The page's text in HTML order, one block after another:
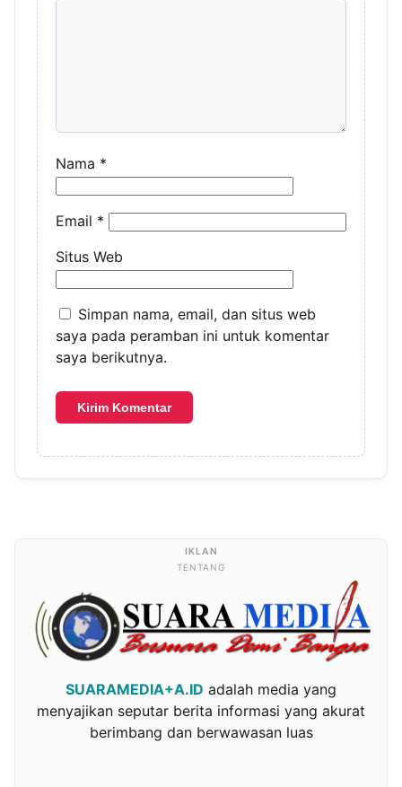
Nama *
Email *
Situs Web
Simpan nama, email, dan situs web
saya pada peramban ini untuk komentar
saya berikutnya.
TENTANG
SUARAMEDIA+A.ID adalah media yang
menyajikan seputar berita informasi yang akurat
berimbang dan berwawasan luas